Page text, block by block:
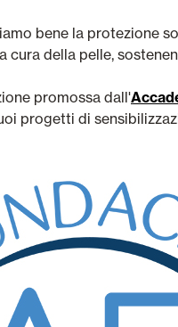
bene la protezione
cura della pelle,
promossa dall'
progetti di